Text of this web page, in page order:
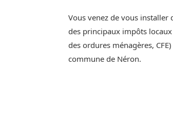
Vous venez de vous installer
des principaux impôts
des ordures ménagères,
commune de Néron.